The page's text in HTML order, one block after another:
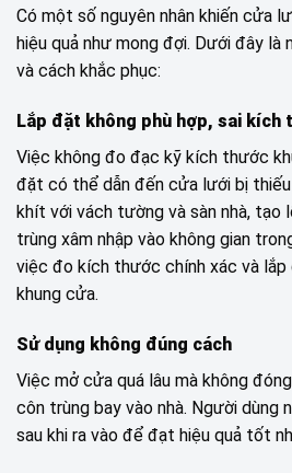
Có một số nguyên nhân khiến cửa
hiệu quả như mong đợi. Dưới đây là
và cách khắc phục:
Lắp đặt không phù hợp, sai kích
Việc không đo đạc kỹ kích thước
đặt có thể dẫn đến cửa lưới bị
khít với vách tường và sàn nhà, tạo
trùng xâm nhập vào không gian
việc đo kích thước chính xác và
khung cửa.
Sử dụng không đúng cách
Việc mở cửa quá lâu mà không
côn trùng bay vào nhà. Người dùng
sau khi ra vào để đạt hiệu quả tốt